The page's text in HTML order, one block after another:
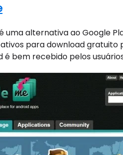
uma alternativa ao Google
para download gratuito
é bem recebido pelos